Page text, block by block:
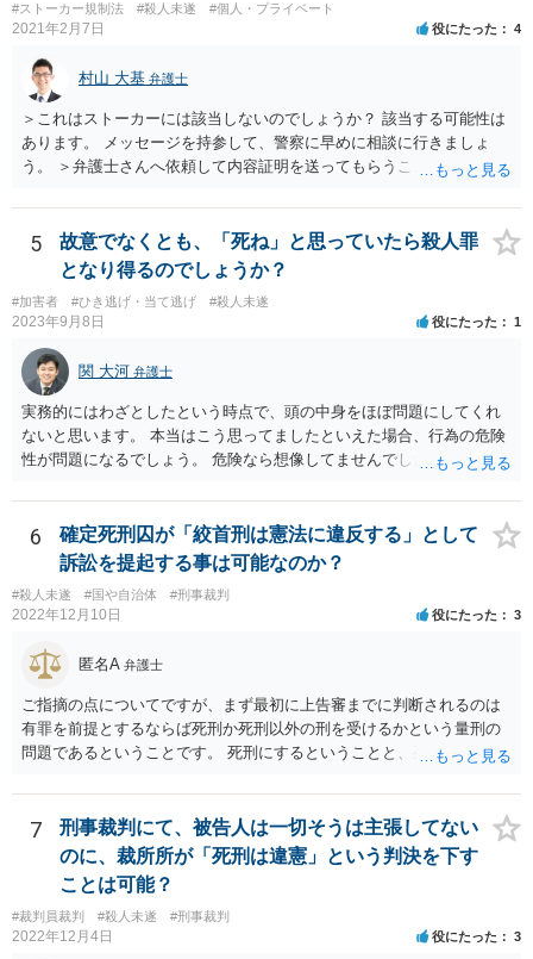
#ストーカー規制法 #殺人未遂 #個人・プライベート
2021年2月7日 役にたった 4
村山 大基 弁護士
＞これはストーカーには該当しないのでしょうか？ 該当する可能性は
あります。 メッセージを持参して、警察に早めに相談に行きましょ
う。 ＞弁護士さんへ依頼して内容証明を送ってもらうことは可能なの
書面を送ったことを証明する」郵便で、 相手の行動を止める、という
意味では通常の手紙同様の警告にしかなりません。 危害に対する心配
もなさっておられますので、弁護士に依頼するかどうかはともかく、
まずは警察に相談に行くのが良いと思います。
5
故意でなくとも、「死ね」と思っていたら殺人罪
となり得るのでしょうか？
#加害者 #ひき逃げ・当て逃げ #殺人未遂
2023年9月8日 役にたった 1
関 大河 弁護士
実務的にはわざとしたという時点で、頭の中身をほぼ問題にしてくれ
ないと思います。 本当はこう思ってましたといえた場合、行為の危険
性が問題になるでしょう。 危険なら想像してませんでしたはなかなか
6
確定死刑囚が「絞首刑は憲法に違反する」として
訴訟を提起する事は可能なのか？
#殺人未遂 #国や自治体 #刑事裁判
2022年12月10日 役にたった 3
匿名A 弁護士
ご指摘の点についてですが、まず最初に上告審までに判断されるのは
有罪を前提とするならば死刑か死刑以外の刑を受けるかという量刑の
問題であるということです。 死刑にするということと、死刑の方法に
いう前提としても、仮に絞首刑が残虐な方法であって憲法に違反する
ならば絞首刑によっては死刑にすることができません。 例えば薬を飲
ませることによって死に至らしめる方法は残虐ではない、となるかも
しれませんので、この方法なら死刑を行えるということになります。
そのため、死刑にすべきではないということと、死刑の方法を絞首刑
にすべきではない、という話は少し段階が違う話となると思います。
7
刑事裁判にて、被告人は一切そうは主張してない
のに、裁所所が「死刑は違憲」という判決を下す
ことは可能？
#裁判員裁判 #殺人未遂 #刑事裁判
2022年12月4日 役にたった 3